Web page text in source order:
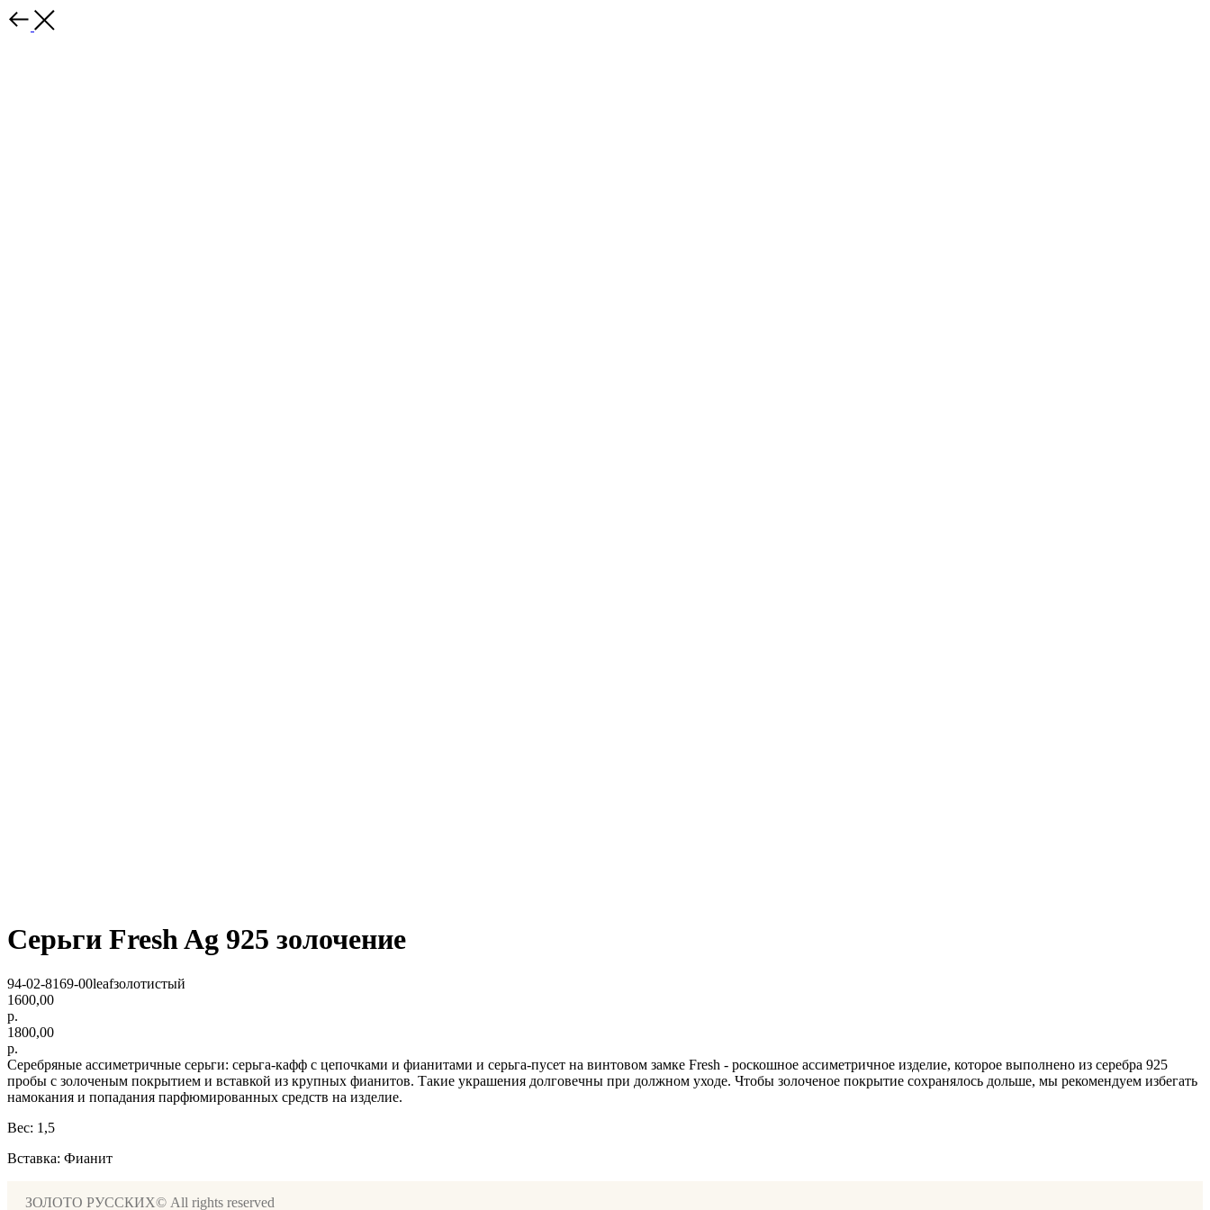
Серьги Fresh Ag 925 золочение
94-02-8169-00leafзолотистый
1600,00
р.
1800,00
р.
Серебряные ассиметричные серьги: серьга-кафф с цепочками и фианитами и серьга-пусет на винтовом замке Fresh - роскошное ассиметричное изделие, которое выполнено из серебра 925
пробы с золоченым покрытием и вставкой из крупных фианитов. Такие украшения долговечны при должном уходе. Чтобы золоченое покрытие сохранялось дольше, мы рекомендуем избегать
намокания и попадания парфюмированных средств на изделие.
Вес: 1,5
Вставка: Фианит
ЗОЛОТО РУССКИХ© All rights reserved